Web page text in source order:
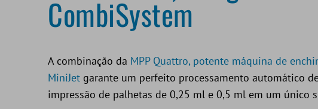
CombiSystem
A combinação da MPP Quattro, potente máquina de
MiniJet garante um perfeito processamento automático
impressão de palhetas de 0,25 ml e 0,5 ml em um único